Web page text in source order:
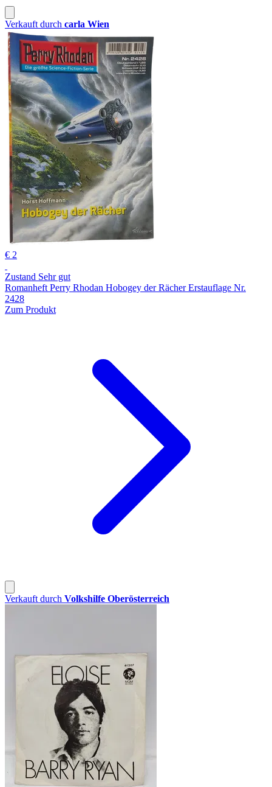
Verkauft durch carla Wien
€ 2
Zustand Sehr gut
Romanheft Perry Rhodan Hobogey der Rächer Erstauflage Nr.
2428
Zum Produkt
Verkauft durch Volkshilfe Oberösterreich